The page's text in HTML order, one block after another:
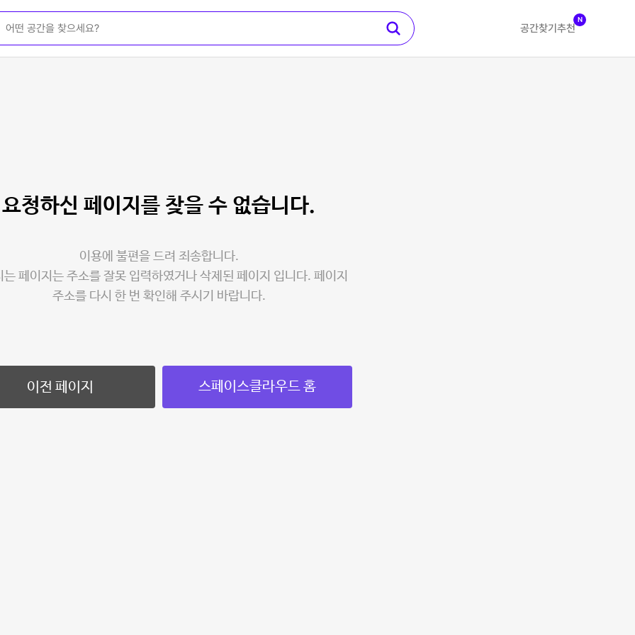
공간찾기 추천
N
요청하신 페이지를 찾을 수 없습니다.
이용에 불편을 드려 죄송합니다.
는 페이지는 주소를 잘못 입력하였거나 삭제된 페이지 입니다. 페이지
주소를 다시 한 번 확인해 주시기 바랍니다.
이전 페이지 스페이스클라우드 홈